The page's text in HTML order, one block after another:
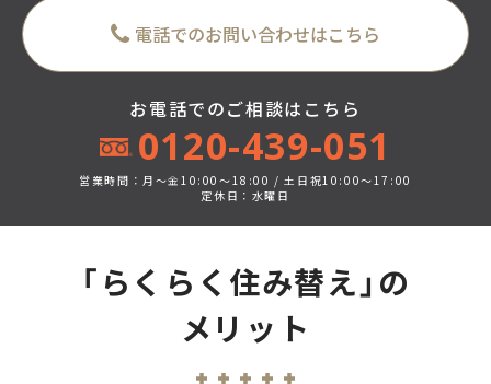
電話でのお問い合わせはこちら
お電話でのご相談はこちら
0120-439-051
営業時間：月～金10:00～18:00 / 土日祝10:00～17:00
定休日：水曜日
「らくらく住み替え」の
メリット